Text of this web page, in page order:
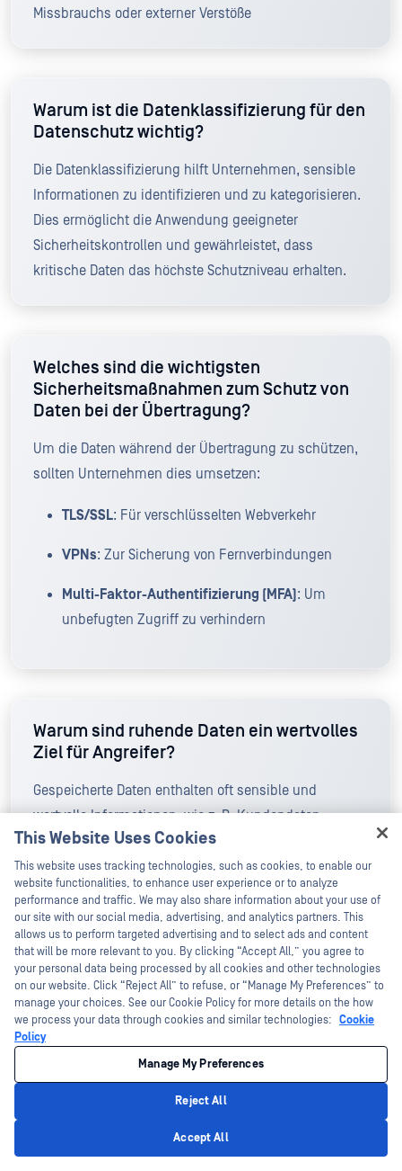
Missbrauchs oder externer Verstöße
Warum ist die Datenklassifizierung für den
Datenschutz wichtig?
Die Datenklassifizierung hilft Unternehmen, sensible
Informationen zu identifizieren und zu kategorisieren.
Dies ermöglicht die Anwendung geeigneter
Sicherheitskontrollen und gewährleistet, dass
kritische Daten das höchste Schutzniveau erhalten.
Welches sind die wichtigsten
Sicherheitsmaßnahmen zum Schutz von
Daten bei der Übertragung?
Um die Daten während der Übertragung zu schützen,
sollten Unternehmen dies umsetzen:
TLS/SSL: Für verschlüsselten Webverkehr
VPNs: Zur Sicherung von Fernverbindungen
Multi-Faktor-Authentifizierung (MFA): Um
unbefugten Zugriff zu verhindern
Warum sind ruhende Daten ein wertvolles
Ziel für Angreifer?
Gespeicherte Daten enthalten oft sensible und
wertvolle Informationen, wie z. B. Kundendaten,
Finanzdaten oder geistiges Eigentum. Ohne
angemessene Verschlüsselung und
Zugangsbeschränkungen können Angreifer diese
Informationen stehlen oder manipulieren, wenn sie
Zugang erhalten.
Welche Rolle spielt die verwaltete
Dateiübertragung für die Datensicherheit?
MFTManaged File Transfer) automatisieren den
Verschlüsselungsrichtlinien durch und lassen sich in
This Website Uses Cookies
This website uses tracking technologies, such as cookies, to enable our
website functionalities, to enhance user experience or to analyze
performance and traffic. We may also share information about your use of
our site with our social media, advertising, and analytics partners. This
allows us to perform targeted advertising and to select ads and content
that will be more relevant to you. By clicking “Accept All,” you agree to
your personal data being processed by all cookies and other technologies
on our website. Click “Reject All” to refuse, or “Manage My Preferences” to
manage your choices. See our Cookie Policy for more details on the how
we process your data through cookies and similar technologies: Cookie
Policy
Manage My Preferences
Reject All
Accept All
Hey there!
I'm Ozzy, your OPSWAT virtual assistant.
How can I help you secure what's critical
today?